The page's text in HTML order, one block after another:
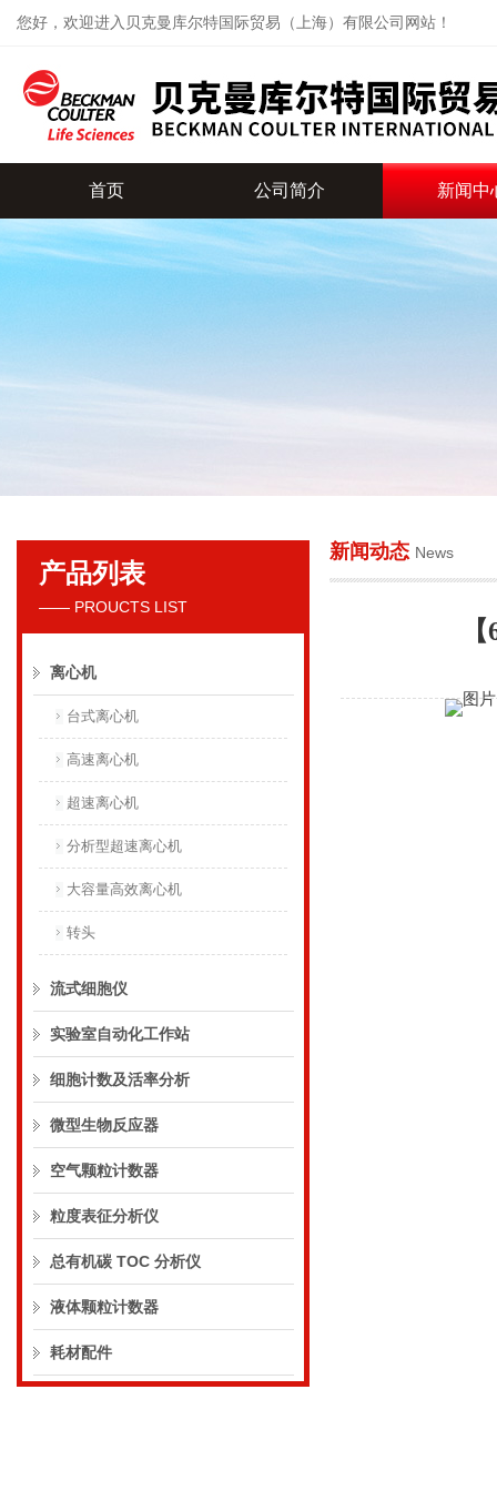
您好，欢迎进入贝克曼库尔特国际贸易（上海）有限公司网站！
贝克曼库尔特国际贸易（上海）有限公司
首页 公司简介 新闻中
产品列表
—— PROUCTS LIST
离心机
台式离心机
高速离心机
超速离心机
分析型超速离心机
大容量高效离心机
转头
流式细胞仪
实验室自动化工作站
细胞计数及活率分析
微型生物反应器
空气颗粒计数器
粒度表征分析仪
总有机碳 TOC 分析仪
液体颗粒计数器
耗材配件
新闻动态 News